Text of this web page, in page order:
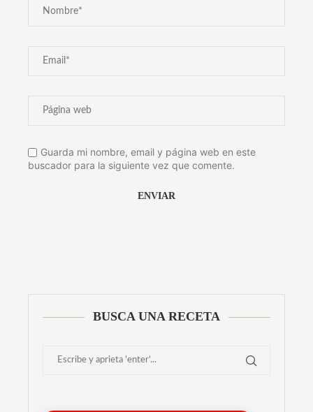
Guarda mi nombre, email y página web en este
buscador para la siguiente vez que comente.
BUSCA UNA RECETA